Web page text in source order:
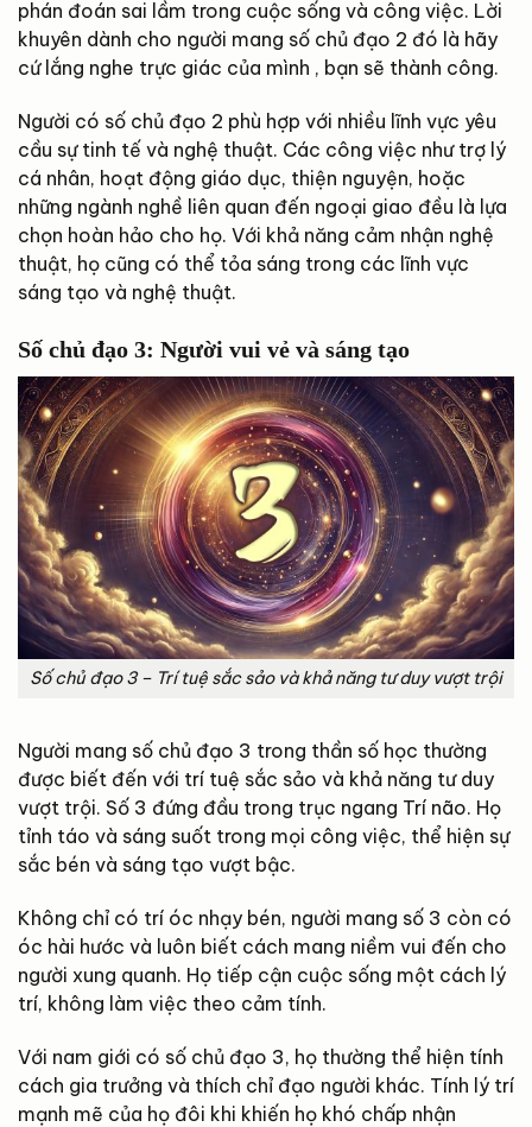
phán đoán sai lầm trong cuộc sống và công việc. Lời
khuyên dành cho người mang số chủ đạo 2 đó là hãy
cứ lắng nghe trực giác của mình , bạn sẽ thành công.
Người có số chủ đạo 2 phù hợp với nhiều lĩnh vực yêu
cầu sự tinh tế và nghệ thuật. Các công việc như trợ lý
cá nhân, hoạt động giáo dục, thiện nguyện, hoặc
những ngành nghề liên quan đến ngoại giao đều là lựa
chọn hoàn hảo cho họ. Với khả năng cảm nhận nghệ
thuật, họ cũng có thể tỏa sáng trong các lĩnh vực
sáng tạo và nghệ thuật.
Số chủ đạo 3: Người vui vẻ và sáng tạo
Số chủ đạo 3 – Trí tuệ sắc sảo và khả năng tư duy vượt trội
Người mang số chủ đạo 3 trong thần số học thường
được biết đến với trí tuệ sắc sảo và khả năng tư duy
vượt trội. Số 3 đứng đầu trong trục ngang Trí não. Họ
tỉnh táo và sáng suốt trong mọi công việc, thể hiện sự
sắc bén và sáng tạo vượt bậc.
Không chỉ có trí óc nhạy bén, người mang số 3 còn có
óc hài hước và luôn biết cách mang niềm vui đến cho
người xung quanh. Họ tiếp cận cuộc sống một cách lý
trí, không làm việc theo cảm tính.
Với nam giới có số chủ đạo 3, họ thường thể hiện tính
cách gia trưởng và thích chỉ đạo người khác. Tính lý trí
mạnh mẽ của họ đôi khi khiến họ khó chấp nhận